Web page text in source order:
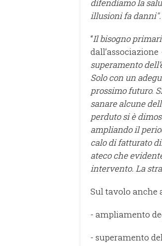
difendiamo la
illusioni fa danni".
“Il bisogno
dall’associazione
superamento
Solo con un
prossimo futuro.
sanare alcune
perduto si è
ampliando il
calo di fatturato
ateco che
intervento. La
Sul tavolo anche
- ampliamento
- superamento